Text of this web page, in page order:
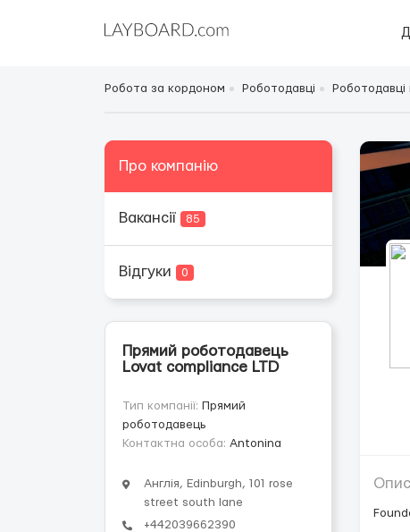
Робота за кордоном Роботодавці Роботодавці
Про компанію
Вакансії 85
Відгуки 0
Прямий роботодавець
Lovat compliance LTD
Тип компанії: Прямий
роботодавець
Контактна особа: Antonina
Англія, Edinburgh, 101 rose
street south lane
+442039662390
Опис